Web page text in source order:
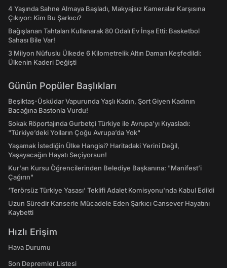
4 Yaşında Sahne Almaya Başladı, Makyajsız Kameralar Karşısına
Çıkıyor: Kim Bu Şarkıcı?
Bağışlanan Tahtaları Kullanarak 80 Odalı Ev İnşa Etti: Basketbol
Sahası Bile Var!
3 Milyon Nüfuslu Ülkede 6 Kilometrelik Altın Damarı Keşfedildi:
Ülkenin Kaderi Değişti
Günün Popüler Başlıkları
Beşiktaş-Üsküdar Vapurunda Yaşlı Kadın, Şort Giyen Kadının
Bacağına Bastonla Vurdu!
Sokak Röportajında Gurbetçi Türkiye ile Avrupa'yı Kıyasladı:
"Türkiye’deki Yolların Çoğu Avrupa’da Yok"
Yaşamak İstediğin Ülke Hangisi? Haritadaki Yerini Değil,
Yaşayacağın Hayatı Seçiyorsun!
Kur'an Kursu Öğrencilerinden Belediye Başkanına: "Manifest’i
Çağırın"
‘Terörsüz Türkiye Yasası’ Teklifi Adalet Komisyonu'nda Kabul Edildi
Uzun Süredir Kanserle Mücadele Eden Şarkıcı Cansever Hayatını
Kaybetti
Hızlı Erişim
Hava Durumu
Son Depremler Listesi